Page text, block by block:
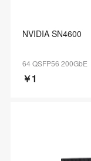
NVIDIA SN4600
64 QSFP56 200GbE
￥1